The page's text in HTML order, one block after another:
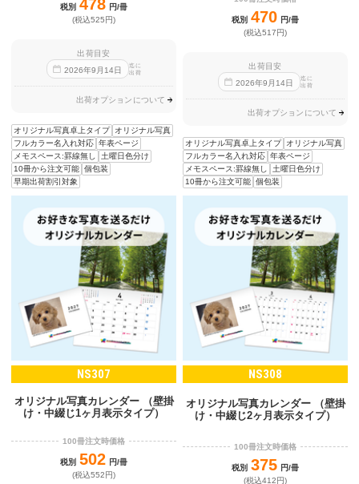
税別 478 円/冊
(税込525円)
出荷目安
2026年9 月 14日
迄に
出荷
出荷オプションについて
オリジナル写真卓上タイプ
オリジナル写真
フルカラー名入れ対応 年表ページ
メモスペース:罫線無し
土曜日色分け
10冊から注文可能 個包装
早期出荷割引対象
税別 470 円/冊
(税込517円)
出荷目安
2026年9 月 14日
迄に
出荷
出荷オプションについて
オリジナル写真卓上タイプ
オリジナル写真
フルカラー名入れ対応 年表ページ
メモスペース:罫線無し
土曜日色分け
10冊から注文可能 個包装
NS307
オリジナル写真カレンダー （壁掛
け・中綴じ1ヶ月表示タイプ）
100冊注文時価格
税別 502 円/冊
(税込552円)
NS308
オリジナル写真カレンダー （壁掛
け・中綴じ2ヶ月表示タイプ）
100冊注文時価格
税別 375 円/冊
(税込412円)